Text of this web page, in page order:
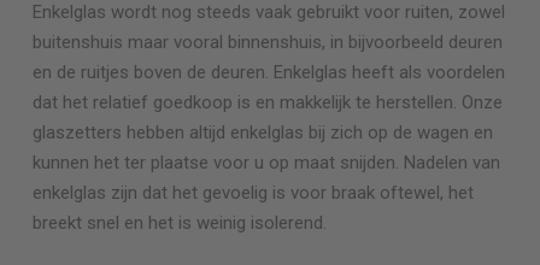
Enkelglas wordt nog steeds vaak gebruikt voor ruiten, zowel
buitenshuis maar vooral binnenshuis, in bijvoorbeeld deuren
en de ruitjes boven de deuren. Enkelglas heeft als voordelen
dat het relatief goedkoop is en makkelijk te herstellen. Onze
glaszetters hebben altijd enkelglas bij zich op de wagen en
kunnen het ter plaatse voor u op maat snijden. Nadelen van
enkelglas zijn dat het gevoelig is voor braak oftewel, het
breekt snel en het is weinig isolerend.